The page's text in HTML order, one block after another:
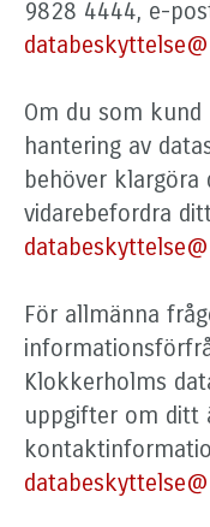
9828 4444, e-
Om du som kund
hantering av
behöver
vidarebefordra
För allmänna
Klokkerholms
uppgifter om ditt